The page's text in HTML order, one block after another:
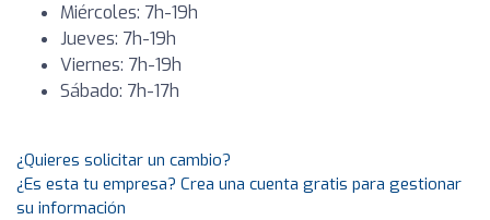
Miércoles: 7h-19h
Jueves: 7h-19h
Viernes: 7h-19h
Sábado: 7h-17h
¿Quieres solicitar un cambio?
¿Es esta tu empresa? Crea una cuenta gratis para gestionar
su información